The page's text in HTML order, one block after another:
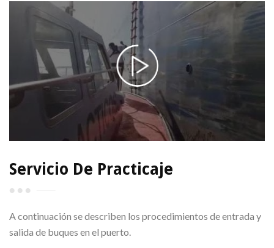
Servicio De Practicaje
A continuación se describen los procedimientos de entrada y
salida de buques en el puerto.